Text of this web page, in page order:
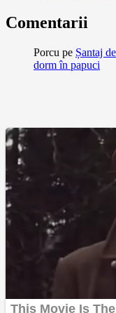
Comentarii
Porcu pe Șantaj
dorm în papuci